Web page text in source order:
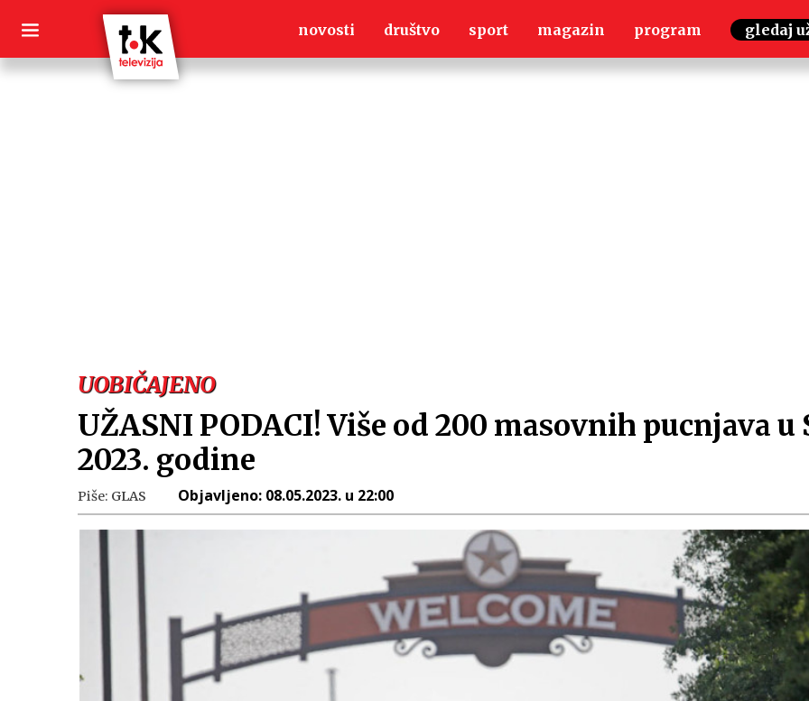
content
novosti društvo sport magazin program gledaj
UOBIČAJENO
UŽASNI PODACI! Više od 200 masovnih pucnjava u
2023. godine
Piše: GLAS Objavljeno: 08.05.2023. u 22:00